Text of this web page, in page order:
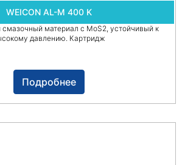
WEICON AL-M 400 K
материал с MoS2, устойчивый к
давлению. Картридж
Подробнее